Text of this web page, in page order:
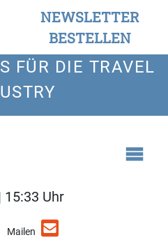
NEWSLETTER
BESTELLEN
FÜR DIE TRAVEL
Uhr
Mailen